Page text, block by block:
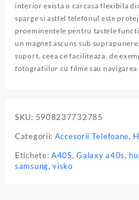
interior exista o carcasa flexibila
sparge si astfel telefonul este
proeminentele pentru tastele
un magnet ascuns sub
suport, ceea ce faciliteaza, de
fotografiilor cu filme sau navigarea
SKU: 5908237732785
Categorii: Accesorii Telefoane,
Etichete:A40S,Galaxy a40s,
samsung,visko